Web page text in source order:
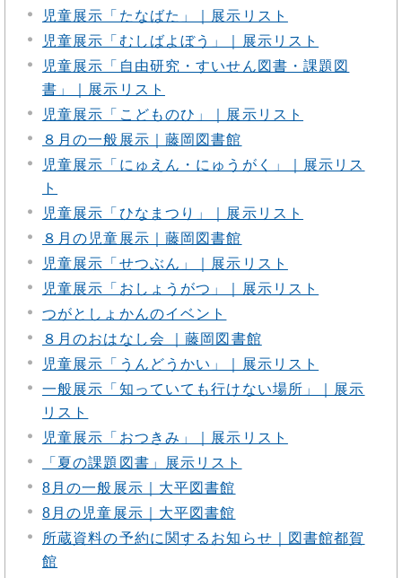
児童展示「たなばた」｜展示リスト
児童展示「むしばよぼう」｜展示リスト
児童展示「自由研究・すいせん図書・課題図
書」｜展示リスト
児童展示「こどものひ」｜展示リスト
８月の一般展示｜藤岡図書館
児童展示「にゅえん・にゅうがく」｜展示リス
ト
児童展示「ひなまつり」｜展示リスト
８月の児童展示｜藤岡図書館
児童展示「せつぶん」｜展示リスト
児童展示「おしょうがつ」｜展示リスト
つがとしょかんのイベント
８月のおはなし会 ｜藤岡図書館
児童展示「うんどうかい」｜展示リスト
一般展示「知っていても行けない場所」｜展示
リスト
児童展示「おつきみ」｜展示リスト
「夏の課題図書」展示リスト
8月の一般展示｜大平図書館
8月の児童展示｜大平図書館
所蔵資料の予約に関するお知らせ｜図書館都賀
館